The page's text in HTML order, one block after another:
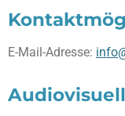
E-Mail-Adresse: